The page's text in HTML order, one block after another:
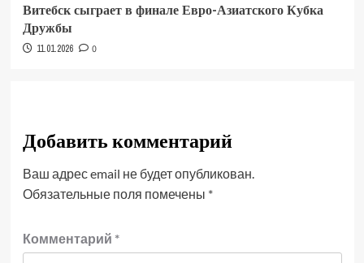
Витебск сыграет в финале Евро-Азиатского Кубка
Дружбы
11.01.2026 0
Добавить комментарий
Ваш адрес email не будет опубликован.
Обязательные поля помечены *
Комментарий *